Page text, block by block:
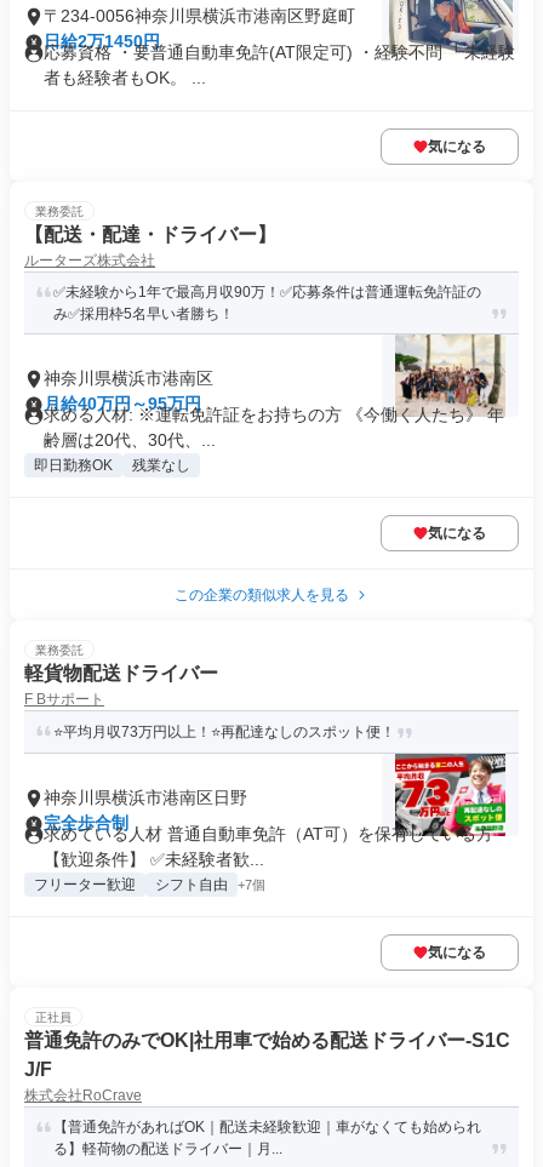
〒234-0056神奈川県横浜市港南区野庭町
日給2万1450円
応募資格 ・要普通自動車免許(AT限定可) ・経験不問 ┗未経験
者も経験者もOK。 ...
気になる
業務委託
【配送・配達・ドライバー】
ルーターズ株式会社
✅未経験から1年で最高月収90万！✅応募条件は普通運転免許証の
み✅採用枠5名早い者勝ち！
神奈川県横浜市港南区
月給40万円～95万円
求める人材: ※運転免許証をお持ちの方 《今働く人たち》 年
齢層は20代、30代、...
即日勤務OK 残業なし
気になる
この企業の類似求人を見る
業務委託
軽貨物配送ドライバー
F Bサポート
⭐平均月収73万円以上！⭐再配達なしのスポット便！
神奈川県横浜市港南区日野
完全歩合制
求めている人材 普通自動車免許（AT可）を保有している方
【歓迎条件】 ✅未経験者歓...
フリーター歓迎 シフト自由 +7個
気になる
正社員
普通免許のみでOK|社用車で始める配送ドライバー-S1C
J/F
株式会社RoCrave
【普通免許があればOK｜配送未経験歓迎｜車がなくても始められ
る】軽荷物の配送ドライバー｜月...